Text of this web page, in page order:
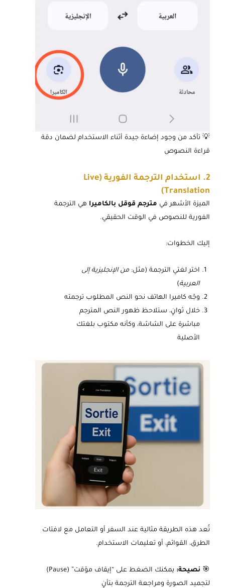
💡 تأكد من وجود إضاءة جيدة أثناء الاستخدام لضمان دقة
قراءة النصوص
2. استخدام الترجمة الفورية (Live
Translation)
الميزة الأشهر في مترجم قوقل بالكاميرا هي الترجمة
الفورية للنصوص في الوقت الحقيقي.
إليك الخطوات:
اختر لغتي الترجمة (مثل: من الإنجليزية إلى
العربية)
وجّه كاميرا الهاتف نحو النص المطلوب ترجمته
خلال ثوانٍ، ستلاحظ ظهور النص المترجم
مباشرة على الشاشة، وكأنه مكتوب بلغتك
الأصلية
تُعد هذه الطريقة مثالية عند السفر أو التعامل مع لافتات
الطرق، القوائم، أو تعليمات الاستخدام.
🎯 نصيحة:
يمكنك الضغط على “إيقاف مؤقت” (Pause)
لتجميد الصورة ومراجعة الترجمة بتأنٍ